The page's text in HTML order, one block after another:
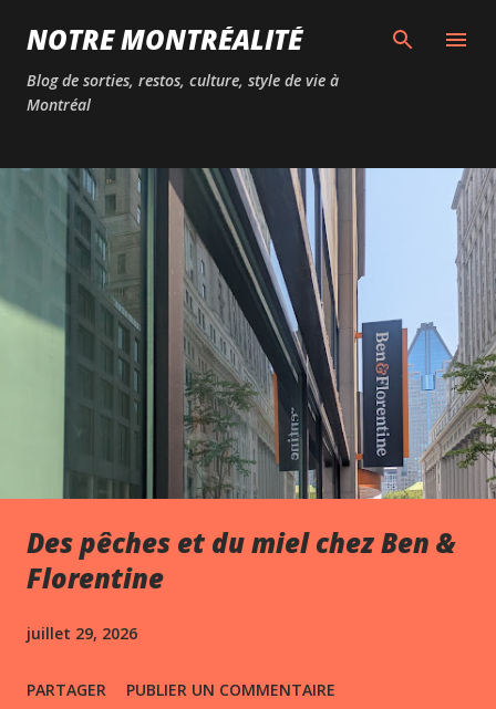
Passer au contenu principal
NOTRE MONTRÉALITÉ
Blog de sorties, restos, culture, style de vie à
Montréal
Des pêches et du miel chez Ben &
Florentine
juillet 29, 2026
PARTAGER PUBLIER UN COMMENTAIRE